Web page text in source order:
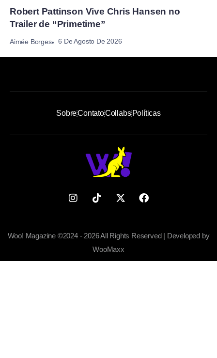
Robert Pattinson Vive Chris Hansen no
Trailer de “Primetime”
Aimée Borges 6 De Agosto De 2026
SobreContatoCollabsPolíticas
Woo! Magazine ©2024 - 2026 All Rights Reserved | Developed by
WooMaxx